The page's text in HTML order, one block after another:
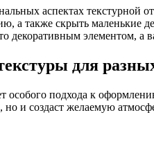
аспектах текстурной
а также скрыть маленькие
декоративным элементом,
для
особого подхода к
но и создаст желаемую